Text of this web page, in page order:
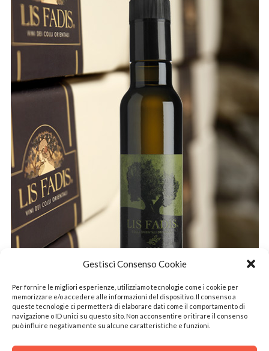
Gestisci Consenso Cookie
Per fornire le migliori esperienze, utilizziamo tecnologie come i cookie per
memorizzare e/o accedere alle informazioni del dispositivo. Il consenso a
queste tecnologie ci permetterà di elaborare dati come il comportamento di
navigazione o ID unici su questo sito. Non acconsentire o ritirare il consenso
può influire negativamente su alcune caratteristiche e funzioni.
News13 November 2017
CHRISTMAS IS COMING